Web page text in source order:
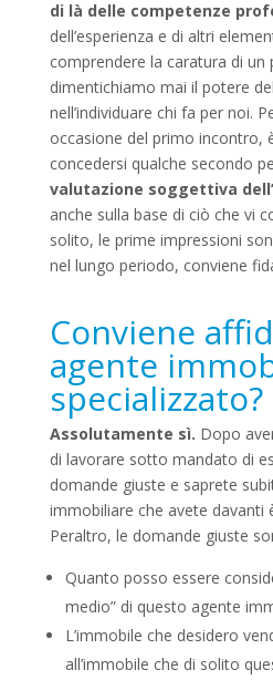
di là delle competenze
dell’esperienza e di altri
comprendere la caratura di
dimentichiamo mai il potere
nell’individuare chi fa per noi.
occasione del primo incontro,
concedersi qualche secondo
valutazione soggettiva
anche sulla base di ciò che vi
solito, le prime impressioni
nel lungo periodo, conviene
Conviene
agente
specializzato?
Assolutamente sì. Dopo
di lavorare sotto mandato di
domande giuste e saprete
immobiliare che avete davanti
Peraltro, le domande giuste
Quanto posso essere
medio” di questo agente
L’immobile che desidero
all’immobile che di solito